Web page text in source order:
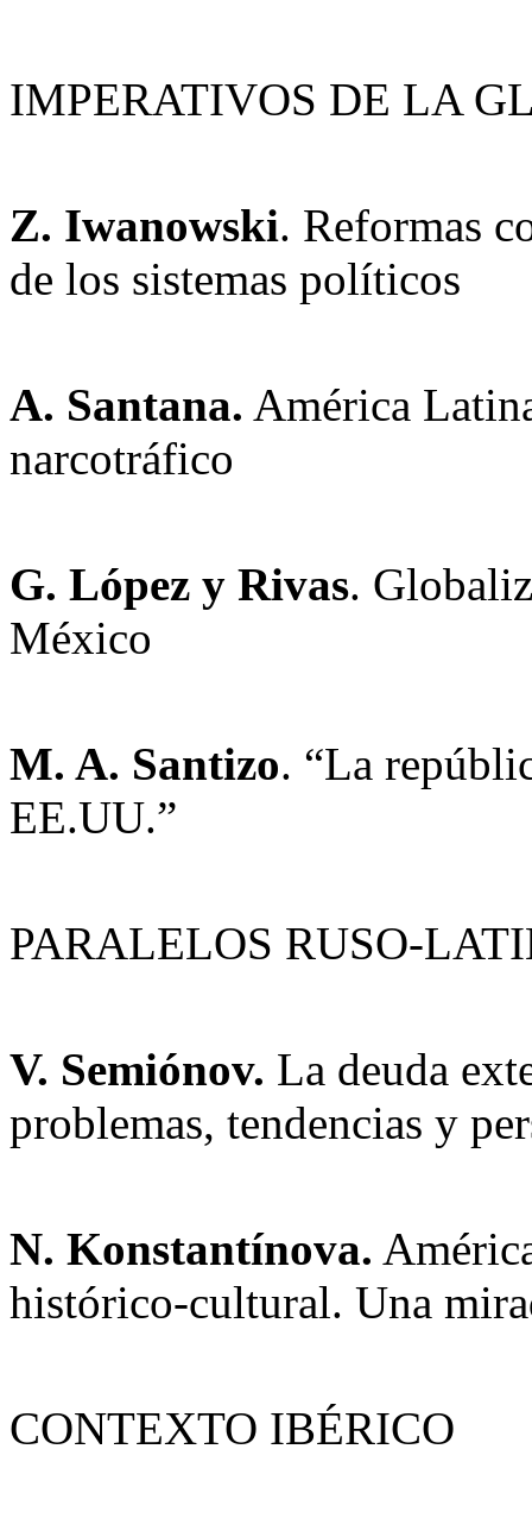
IMPERATIVOS DE LA
Z. Iwanowski. Reformas
de los sistemas políticos
A. Santana. América
narcotráfico
G. López y Rivas.
México
M. A. Santizo. “La
EE.UU.”
PARALELOS RUSO-
V. Semiónov. La deuda
problemas, tendencias y
N. Konstantínova.
histórico-cultural. Una
CONTEXTO IBÉRICO